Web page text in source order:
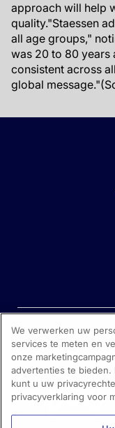
approach will help
quality."Staessen
all age groups,"
was 20 to 80 years
consistent across
global
We verwerken uw
services te meten en
onze
advertenties te
kunt u uw
privacyverklaring voor